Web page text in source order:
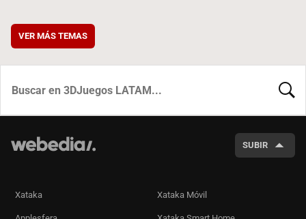
VER MÁS TEMAS
SUBIR
Xataka Xataka Móvil